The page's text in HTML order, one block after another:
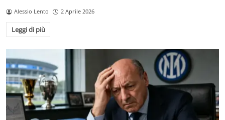
Alessio Lento 2 Aprile 2026
Leggi di più